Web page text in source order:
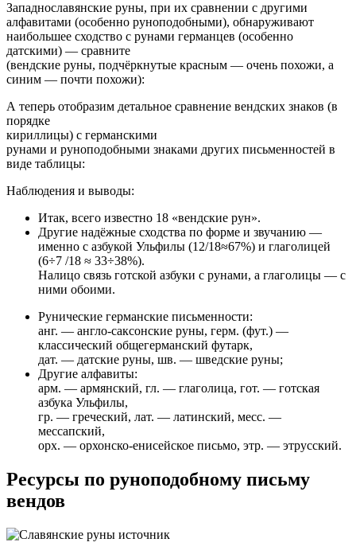
Западнославянские руны, при их сравнении с другими
алфавитами (особенно руноподобными), обнаруживают
наибольшее сходство с рунами германцев (особенно
датскими) — сравните
(вендские руны, подчёркнутые красным — очень похожи, а
синим — почти похожи):
А теперь отобразим детальное сравнение вендских знаков (в
порядке
кириллицы) с германскими
рунами и руноподобными знаками других письменностей в
виде таблицы:
Наблюдения и выводы:
Итак, всего известно 18 «вендские рун».
Другие надёжные сходства по форме и звучанию —
именно с азбукой Ульфилы (12/18≈67%) и глаголицей
(6÷7 /18 ≈ 33÷38%).
Налицо связь готской азбуки с рунами, а глаголицы — с
ними обоими.
Рунические германские письменности:
анг. — англо-саксонские руны, герм. (фут.) —
классический общегерманский футарк,
дат. — датские руны, шв. — шведские руны;
Другие алфавиты:
арм. — армянский, гл. — глаголица, гот. — готская
азбука Ульфилы,
гр. — греческий, лат. — латинский, месс. —
мессапский,
орх. — орхонско-енисейское письмо, этр. — этрусский.
Ресурсы по руноподобному письму
вендов